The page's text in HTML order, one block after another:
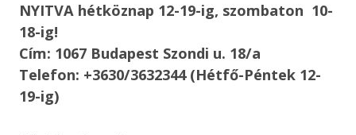
NYITVA hétköznap 12-19-ig, szombaton 10-
18-ig!
Cím: 1067 Budapest Szondi u. 18/a
Telefon: +3630/3632344 (Hétfő-Péntek 12-
19-ig)